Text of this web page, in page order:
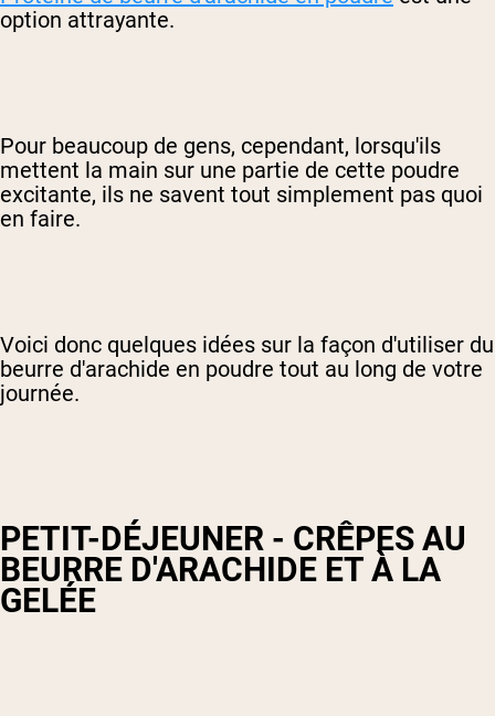
option attrayante.
Pour beaucoup de gens, cependant, lorsqu'ils
mettent la main sur une partie de cette poudre
excitante, ils ne savent tout simplement pas quoi
en faire.
Voici donc quelques idées sur la façon d'utiliser du
beurre d'arachide en poudre tout au long de votre
journée.
PETIT-DÉJEUNER - CRÊPES AU
BEURRE D'ARACHIDE ET À LA
GELÉE